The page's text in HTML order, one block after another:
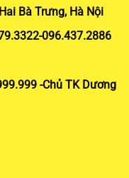
Bà Trưng, Hà Nội
096.437.2886
-Chủ TK Dương